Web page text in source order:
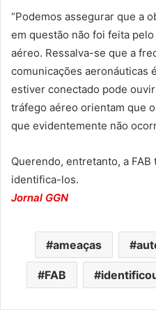
“Podemos assegurar que a
em questão não foi feita
aéreo. Ressalva-se que a
comunicações aeronáuticas
estiver conectado pode
tráfego aéreo orientam que
que evidentemente não
Querendo, entretanto, a
identifica-los.
Jornal GGN
ameaças
FAB